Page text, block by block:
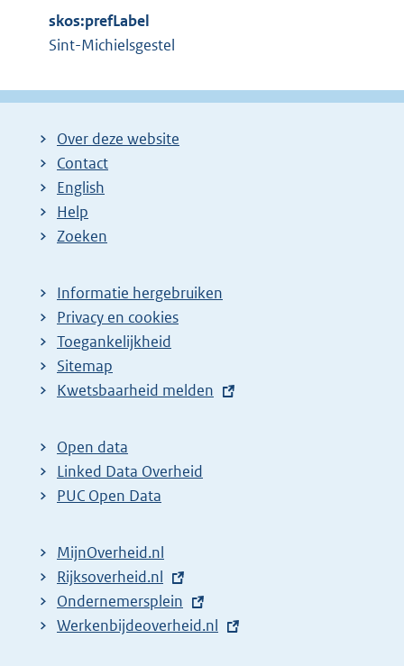
i
n
:
n
l
skos:prefLabel
Sint-Michielsgestel
Over deze website
Contact
English
Help
Zoeken
Informatie hergebruiken
Privacy en cookies
Toegankelijkheid
Sitemap
E
t
e
r
l
i
n
k
Kwetsbaarheid melden
Open data
Linked Data Overheid
PUC Open Data
MijnOverheid.nl
E
x
t
Rijksoverheid.nl
E
x
Ondernemersplein
E
Werkenbijdeoverheid.nl